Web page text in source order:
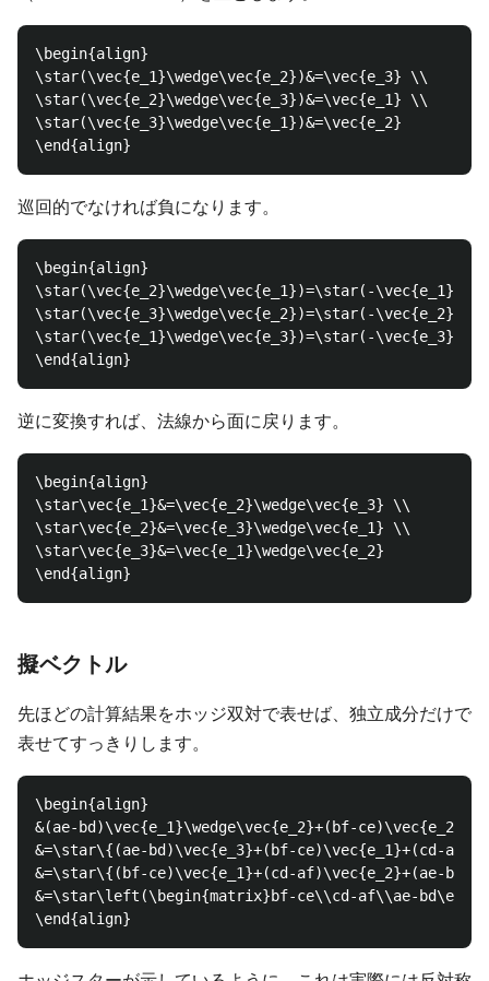
\begin{align}
\star(\vec{e_1}\wedge\vec{e_2})&=\vec{e_3} \\
\star(\vec{e_2}\wedge\vec{e_3})&=\vec{e_1} \\
\star(\vec{e_3}\wedge\vec{e_1})&=\vec{e_2}
巡回的でなければ負になります。
\begin{align}
\star(\vec{e_2}\wedge\vec{e_1})=\star(-
\star(\vec{e_3}\wedge\vec{e_2})=\star(-
\star(\vec{e_1}\wedge\vec{e_3})=\star(-
逆に変換すれば、法線から面に戻ります。
\begin{align}
\star\vec{e_1}&=\vec{e_2}\wedge\vec{e_3} \\
\star\vec{e_2}&=\vec{e_3}\wedge\vec{e_1} \\
\star\vec{e_3}&=\vec{e_1}\wedge\vec{e_2}
擬ベクトル
先ほどの計算結果をホッジ双対で表せば、独立成分だけで
表せてすっきりします。
\begin{align}
&(ae-bd)\vec{e_1}\wedge\vec{e_2}+(bf-
&=\star\{(ae-bd)\vec{e_3}+(bf-ce)\vec{e_1}+(cd-
&=\star\{(bf-ce)\vec{e_1}+(cd-af)\vec{e_2}+(ae-
&=\star\left(\begin{matrix}bf-ce\\cd-af\\ae-